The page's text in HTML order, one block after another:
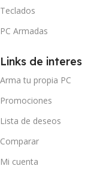
Teclados
PC Armadas
Links de interes
Arma tu propia PC
Promociones
Lista de deseos
Comparar
Mi cuenta